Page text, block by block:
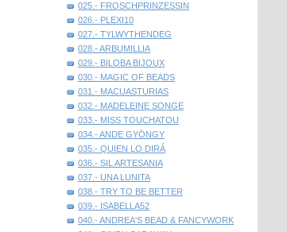
025.- FROSCHPRINZESSIN
026.- PLEXI10
027.- TYLWYTHENDEG
028.- ARBUMILLIA
029.- BILOBA BIJOUX
030.- MAGIC OF BEADS
031.- MACUASTURIAS
032.- MADELEINE SONGE
033.- MISS TOUCHATOU
034.- ANDE GYÖNGY
035.- QUIEN LO DIRÁ
036.- SIL ARTESANIA
037.- UNA LUNITA
038.- TRY TO BE BETTER
039.- ISABELLA52
040.- ANDREA'S BEAD & FANCYWORK